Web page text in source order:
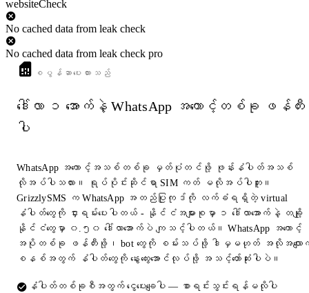
websiteCheck
No cached data from leak check
No cached data from leak check pro
စပွန်ဆာပေးထားသည်
ဒေါ်လာ ၁ အောက်နဲ့ WhatsApp အကောင့်တစ်ခု ဖန်တီး
ပါ
WhatsApp အကောင့်အသစ်တစ်ခု မှတ်ပုံတင်ဖို့ ဖုန်းနံပါတ်အသစ်
လိုအပ်ပါသလား။ ရုပ်ပိုင်းဆိုင်ရာ SIM ကတ် မလိုအပ်ပါဘူး။
GrizzlySMS က WhatsApp အတည်ပြုကုဒ်ကို လက်ခံရရှိတဲ့ virtual
နံပါတ်တွေကို ငှားရမ်းပေးပါတယ် - နိုင်ငံအများစုမှာ ၁ ဒေါ်လာအောက်နဲ့ တချို့
နိုင်ငံတွေမှာ ၀.၅၀ ဒေါ်လာအောက်ပဲ ကျသင့်ပါတယ်။ WhatsApp အကောင့်
အပိုတစ်ခု ဖန်တီးဖို့၊ bot တွေကို စမ်းသပ်ဖို့ ဒါမှမဟုတ် အလိုအလျော
စနစ်အတွက် နံပါတ်တွေကို နွေးထွေးအောင်လုပ်ဖို့ အသင့်တော်ဆုံးပါပဲ။
နံပါတ်တစ်ခုစီအတွက် ငွေပေးချေပါ — စာရင်းသွင်းရန်မလိုပါ